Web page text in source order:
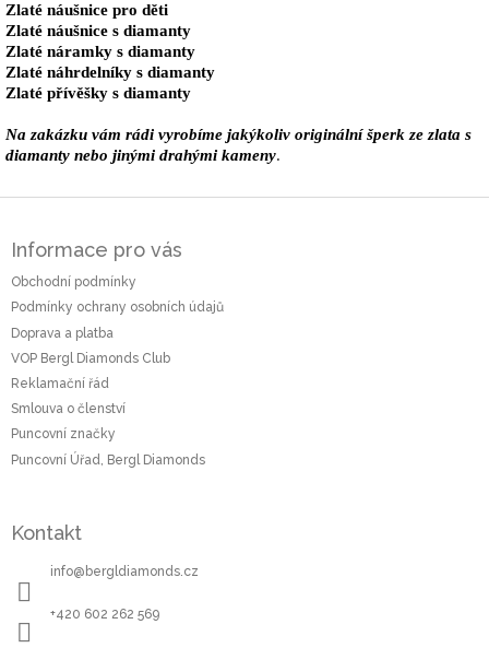
Zlaté náušnice pro děti
Zlaté náušnice s diamanty
Zlaté náramky s diamanty
Zlaté náhrdelníky s diamanty
Zlaté přívěšky s diamanty
Na zakázku vám rádi vyrobíme jakýkoliv originální šperk ze zlata s
diamanty nebo jinými drahými kameny.
Informace pro vás
Obchodní podmínky
Podmínky ochrany osobních údajů
Doprava a platba
VOP Bergl Diamonds Club
Reklamační řád
Smlouva o členství
Puncovní značky
Puncovní Úřad, Bergl Diamonds
Kontakt
info@ bergldiamonds.cz
+420 602 262 569